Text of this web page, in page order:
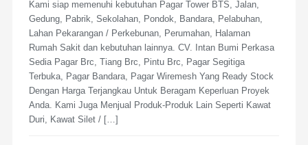
Kami siap memenuhi kebutuhan Pagar Tower BTS, Jalan,
Gedung, Pabrik, Sekolahan, Pondok, Bandara, Pelabuhan,
Lahan Pekarangan / Perkebunan, Perumahan, Halaman
Rumah Sakit dan kebutuhan lainnya. CV. Intan Bumi Perkasa
Sedia Pagar Brc, Tiang Brc, Pintu Brc, Pagar Segitiga
Terbuka, Pagar Bandara, Pagar Wiremesh Yang Ready Stock
Dengan Harga Terjangkau Untuk Beragam Keperluan Proyek
Anda. Kami Juga Menjual Produk-Produk Lain Seperti Kawat
Duri, Kawat Silet / […]